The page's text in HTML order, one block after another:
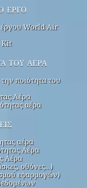
έργο
έργου World Air
Kit
του αέρα
ποιότητα του
Αέρα
αέρα
αέρα
Αέρα
Αέρα
οθόνες…)
εφαρμογών)